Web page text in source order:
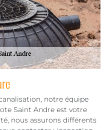
notre équipe
Saint Andre est votre
nous assurons différents